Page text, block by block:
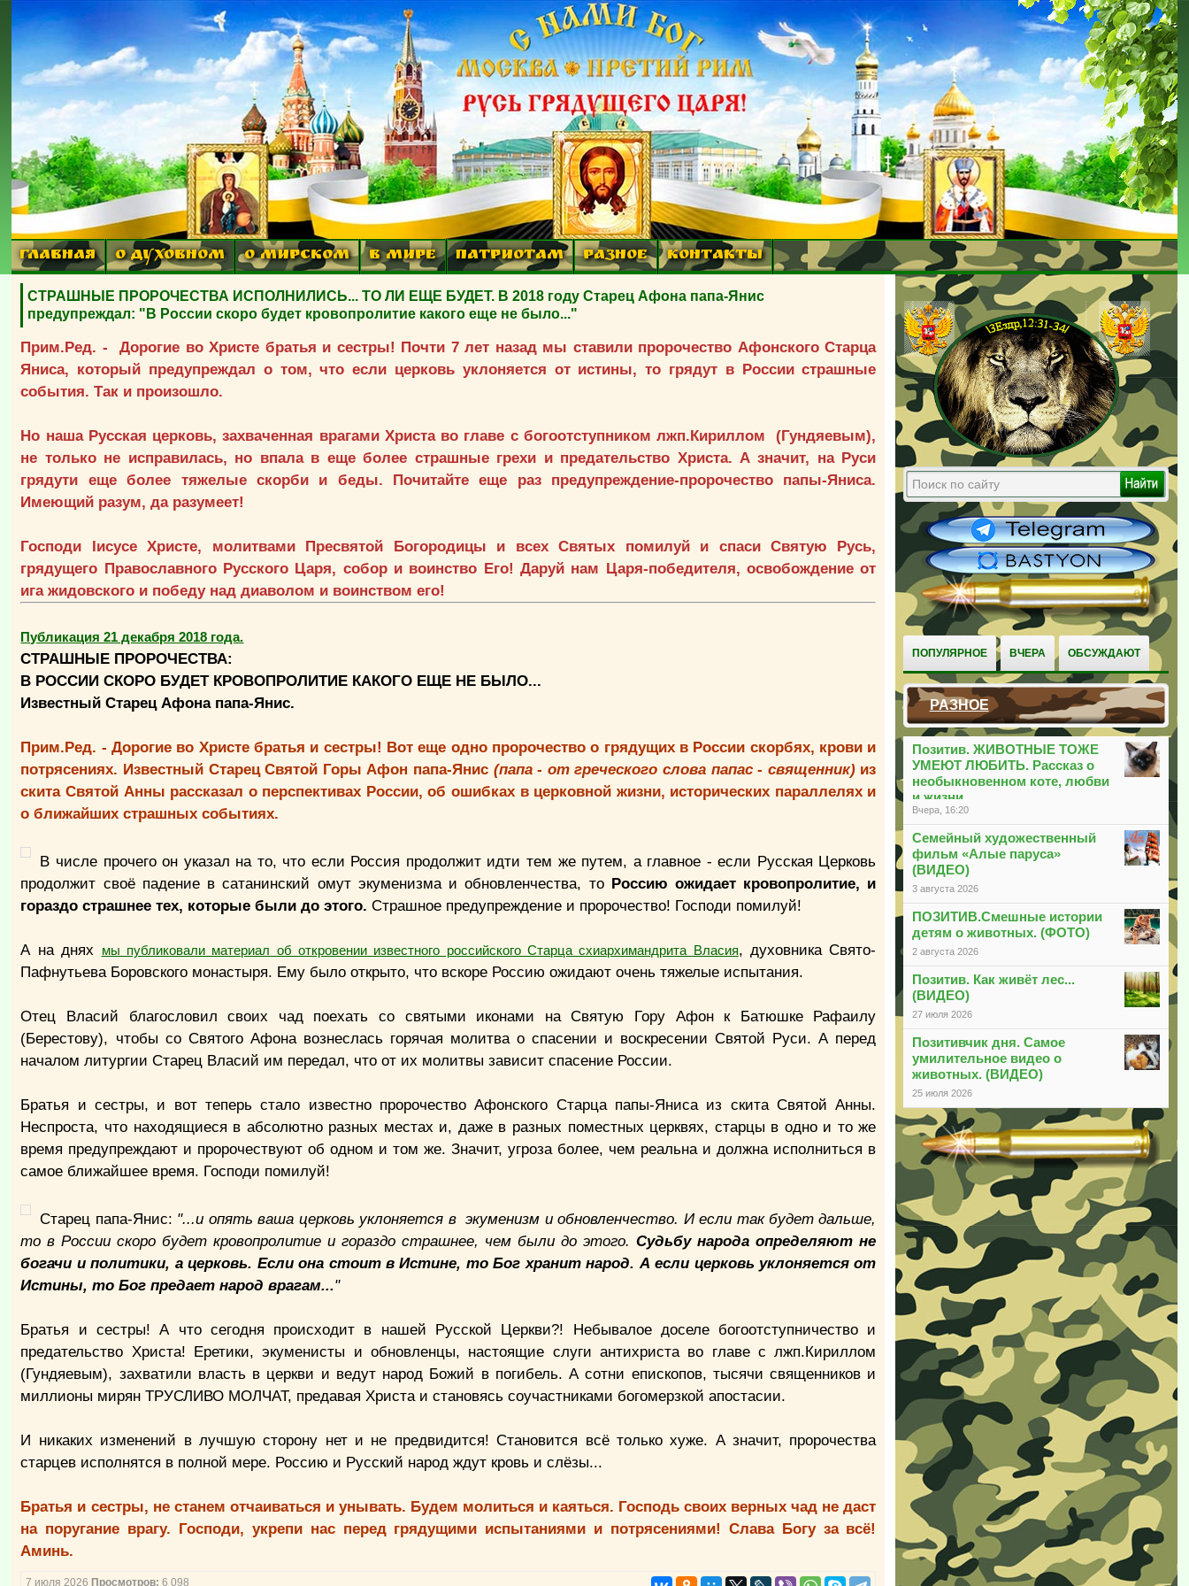
ГЛАВНАЯ О ДУХОВНОМ О МИРСКОМ В МИРЕ ПАТРИОТАМ РАЗНОЕ КОНТАКТЫ
ПОПУЛЯРНОЕ ВЧЕРА ОБСУЖДАЮТ
РАЗНОЕ
Позитив. ЖИВОТНЫЕ ТОЖЕ
УМЕЮТ ЛЮБИТЬ. Рассказ о
необыкновенном коте, любви
и жизни
Вчера, 16:20
Семейный художественный
фильм «Алые паруса»
(ВИДЕО)
3 августа 2026
ПОЗИТИВ.Смешные истории
детям о животных. (ФОТО)
2 августа 2026
Позитив. Как живёт лес...
(ВИДЕО)
27 июля 2026
Позитивчик дня. Самое
умилительное видео о
животных. (ВИДЕО)
25 июля 2026
СТРАШНЫЕ ПРОРОЧЕСТВА ИСПОЛНИЛИСЬ... ТО ЛИ ЕЩЕ БУДЕТ. В 2018 году Старец Афона папа-Янис
предупреждал: "В России скоро будет кровопролитие какого еще не было..."
Прим.Ред. - Дорогие во Христе братья и сестры! Почти 7 лет назад мы ставили пророчество Афонского Старца
Яниса, который предупреждал о том, что если церковь уклоняется от истины, то грядут в России страшные
события.Так и произошло.
Но наша Русская церковь, захваченная врагами Христа во главе с богоотступником лжп.Кириллом (Гундяевым),
не только не исправилась, но впала в еще более страшные грехи и предательство Христа. А значит, на Руси
грядути еще более тяжелые скорби и беды. Почитайте еще раз предупреждение-пророчество папы-Яниса.
Имеющий разум, да разумеет!
Господи Iисусе Христе, молитвами Пресвятой Богородицы и всех Святых помилуй и спаси Святую Русь,
грядущего Православного Русского Царя, собор и воинство Его! Даруй нам Царя-победителя, освобождение от
ига жидовского и победу над диаволом и воинством его!
Публикация 21 декабря 2018 года.
СТРАШНЫЕ ПРОРОЧЕСТВА:
В РОССИИ СКОРО БУДЕТ КРОВОПРОЛИТИЕ КАКОГО ЕЩЕ НЕ БЫЛО...
Известный Старец Афона папа-Янис.
Прим.Ред. - Дорогие во Христе братья и сестры! Вот еще одно пророчество о грядущих в России скорбях, крови и
потрясениях. Известный Старец Святой Горы Афон папа-Янис (папа - от греческого слова папас - священник)из
скита Святой Анны рассказал о перспективах России, об ошибках в церковной жизни, исторических параллелях и
о ближайших страшных событиях.
В числе прочего он указал на то, что если Россия продолжит идти тем же путем, а главное - если Русская Церковь
продолжит своё падение в сатанинский омут экуменизма и обновленчества, то Россию ожидает кровопролитие, и
гораздо страшнее тех, которые были до этого. Страшное предупреждение и пророчество! Господи помилуй!
А на днях мы публиковали материал об откровении известного российского Старца схиархимандрита Власия, духовника Свято-
Пафнутьева Боровского монастыря. Ему было открыто, что вскоре Россию ожидают очень тяжелые испытания.
Отец Власий благословил своих чад поехать со святыми иконами на Святую Гору Афон к Батюшке Рафаилу
(Берестову), чтобы со Святого Афона вознеслась горячая молитва о спасении и воскресении Святой Руси. А перед
началом литургии Старец Власий им передал, что от их молитвы зависит спасение России.
Братья и сестры, и вот теперь стало известно пророчество Афонского Старца папы-Яниса из скита Святой Анны.
Неспроста, что находящиеся в абсолютно разных местах и, даже в разных поместных церквях, старцы в одно и то же
время предупреждают и пророчествуют об одном и том же. Значит, угроза более, чем реальна и должна исполниться в
самое ближайшее время. Господи помилуй!
Старец папа-Янис: "...и опять ваша церковь уклоняется в экуменизм и обновленчество. И если так будет дальше,
то в России скоро будет кровопролитие и гораздо страшнее, чем были до этого.Судьбу народа определяют не
богачи и политики, а церковь. Если она стоит в Истине, то Бог хранит народ. А если церковь уклоняется от
Истины, то Бог предает народ врагам..."
Братья и сестры! А что сегодня происходит в нашей Русской Церкви?! Небывалое доселе богоотступничество и
предательство Христа! Еретики, экуменисты и обновленцы, настоящие слуги антихриста во главе с лжп.Кириллом
(Гундяевым), захватили власть в церкви и ведут народ Божий в погибель. А сотни епископов, тысячи священников и
миллионы мирян ТРУСЛИВО МОЛЧАТ, предавая Христа и становясь соучастниками богомерзкой апостасии.
И никаких изменений в лучшую сторону нет и не предвидится! Становится всё только хуже. А значит, пророчества
старцев исполнятся в полной мере. Россию и Русский народ ждут кровь и слёзы...
Братья и сестры, не станем отчаиваться и унывать. Будем молиться и каяться. Господь своих верных чад не даст
на поругание врагу. Господи, укрепи нас перед грядущими испытаниями и потрясениями! Слава Богу за всё!
Аминь.
7 июля 2026 Просмотров: 6 098